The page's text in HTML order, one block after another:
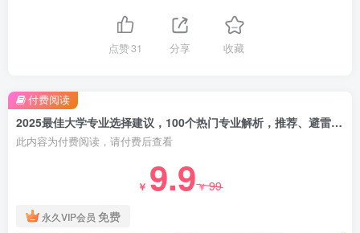
点赞31 分享 收藏
2025最佳大学专业选择建议，100个热门专业解析，推荐、避雷和注意的细节
此内容为付费阅读，请付费后查看
￥ 9.9￥99
永久VIP会员 免费
付费阅读